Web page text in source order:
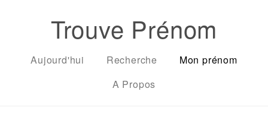
Trouve Prénom
Aujourd'hui Recherche
Mon prénom
A Propos